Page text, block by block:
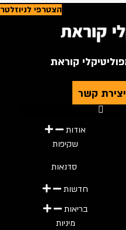
הצטרפי לניוזלטר
יצירת קשר
אודות
שקיפות
סדנאות
חדשות
בריאות
מיניות